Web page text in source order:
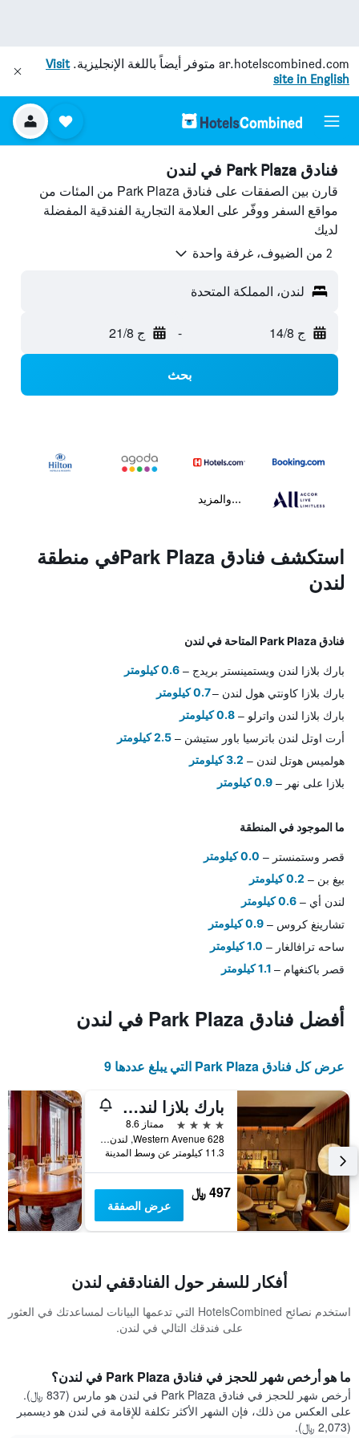
ar.hotelscombined.com متوفر أيضاً باللغة الإنجليزية.Visit
site in English
فنادق Park Plaza في لندن
قارن بين الصفقات على فنادق Park Plaza من المئات من
مواقع السفر ووفّر على العلامة التجارية الفندقية المفضلة
لديك
2 من الضيوف، غرفة واحدة
لندن، المملكة المتحدة
ج 14/8 - ج 21/8
بحث
...والمزيد
استكشف فنادق Park Plazaفي منطقة
لندن
فنادق Park Plaza المتاحة في لندن
بارك بلازا لندن ويستمينستر بريدج 0.6 كيلومتر
بارك بلازا كاونتي هول لندن 0.7 كيلومتر
بارك بلازا لندن واترلو 0.8 كيلومتر
أرت اوتل لندن باترسيا باور ستيشن 2.5 كيلومتر
هولميس هوتل لندن 3.2 كيلومتر
بلازا على نهر 0.9 كيلومتر
ما الموجود في المنطقة
قصر وستمنستر 0.0 كيلومتر
بيغ بن 0.2 كيلومتر
لندن أي 0.6 كيلومتر
تشارينغ كروس 0.9 كيلومتر
ساحه ترافالغار 1.0 كيلومتر
قصر باكنغهام 1.1 كيلومتر
أفضل فنادق Park Plaza في لندن
عرض كل فنادق Park Plaza التي يبلغ عددها 9
بارك بلازا لندن، بارك رويال
4 نجوم
ممتاز 8.6
628 Western Avenue, لندن, المملكة المتحدة
11.3 كيلومتر عن وسط المدينة
497 ﷼
عرض الصفقة
أفكار للسفر حول الفنادقفي لندن
استخدم نصائح HotelsCombined التي تدعمها البيانات لمساعدتك في العثور
على فندقك التالي في لندن.
ما هو أرخص شهر للحجز في فنادق Park Plaza في لندن؟
أرخص شهر للحجز في فنادق Park Plaza في لندن هو مارس (837 ﷼).
على العكس من ذلك، فإن الشهر الأكثر تكلفة للإقامة في لندن هو ديسمبر
(2,073 ﷼).